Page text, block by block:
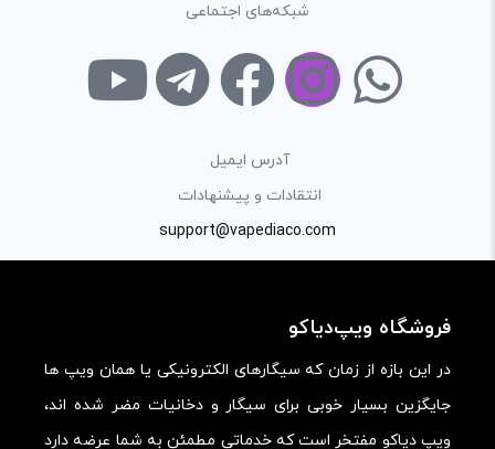
با توجه به ساختار بخش نظرات، از پرسیدن سوال یا درخواست
راهنمایی در این بخش خودداری کرده و سوالات خود را در بخش
«پرسش و پاسخ» مطرح کنید.
امکانات و قابلیت ها:
شبکه‌های اجتماعی
آدرس ایمیل
انتقادات و پیشنهادات
support@vapediaco.com
فروشگاه ویپ‌دیاکو
در این بازه از زمان که سیگارهای الکترونیکی یا همان ویپ ها
جایگزین بسیار خوبی برای سیگار و دخانیات مضر شده اند،
ویپ دیاکو مفتخر است که خدماتی مطمئن به شما عرضه دارد